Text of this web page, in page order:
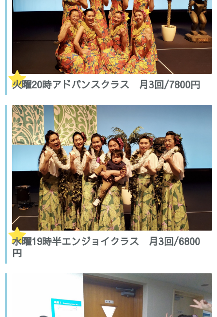
火曜20時アドバンスクラス 月3回/7800円
水曜19時半エンジョイクラス 月3回/6800
円